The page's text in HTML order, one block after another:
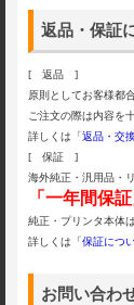
返品・保証
[ 返品 ]
原則としてお客様都
ご注文の際は内容を
詳しくは「返品・交
[ 保証 ]
海外純正・汎用品・
「一年間保証
純正・プリンタ本体
詳しくは「保証につ
お問い合わ